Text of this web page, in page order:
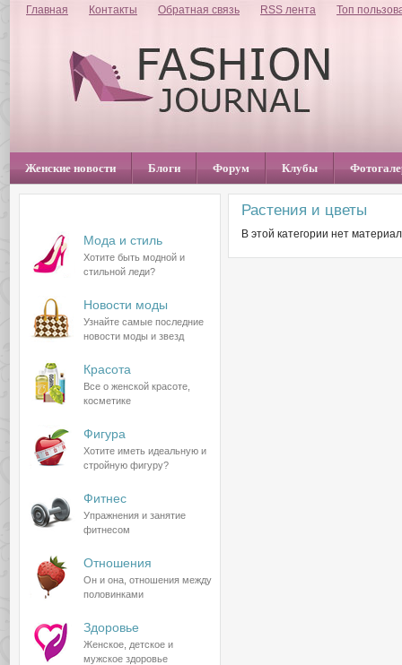
Главная Контакты Обратная связь RSS лента Топ
Женские новости Блоги Форум Клубы
Мода и стиль
Хотите быть модной и
стильной леди?
Новости моды
Узнайте самые последние
новости моды и звезд
Красота
Все о женской красоте,
косметике
Фигура
Хотите иметь идеальную и
стройную фигуру?
Фитнес
Упражнения и занятие
фитнесом
Отношения
Он и она, отношения между
половинками
Здоровье
Женское, детское и
мужское здоровье
Растения и цветы
В этой категории нет